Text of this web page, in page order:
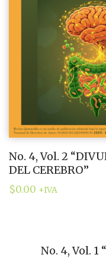
No. 4, Vol. 2
DEL CEREBRO”
$0.00 +IVA
No. 4, Vol. 1